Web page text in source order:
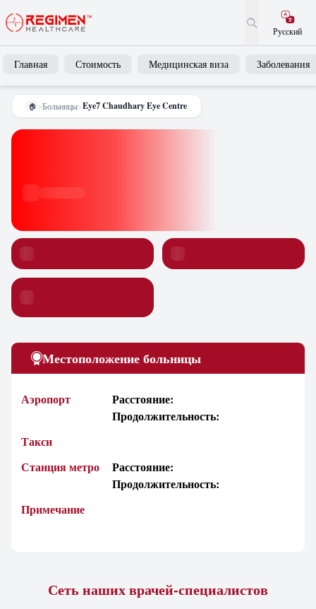
Русский
Главная Стоимость Медицинская виза Заболевания
🏠 >Больницы>Eye7 Chaudhary Eye Centre
Местоположение больницы
Аэропорт
Расстояние:
Продолжительность:
Такси
Станция метро
Расстояние:
Продолжительность:
Примечание
Сеть наших врачей-специалистов